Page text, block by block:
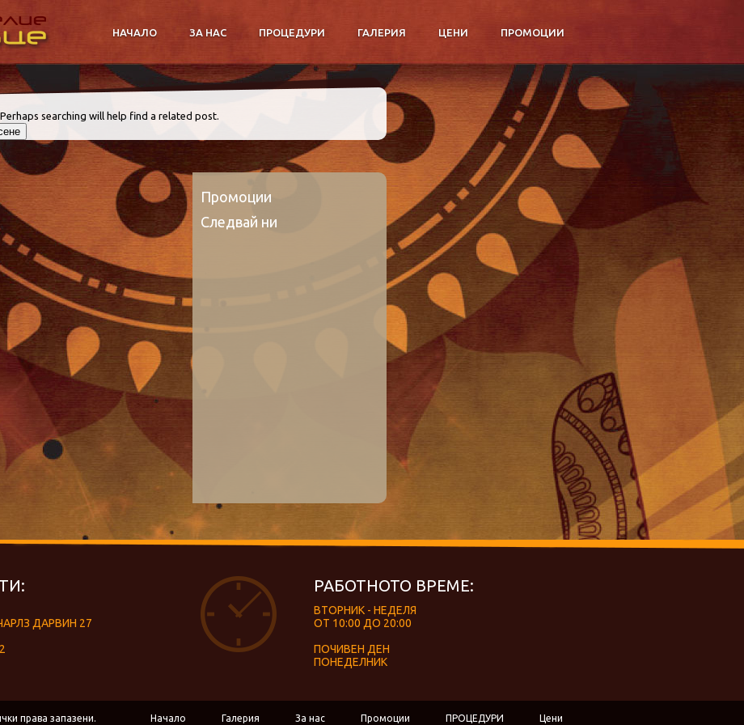
НАЧАЛО ЗА НАС ПРОЦЕДУРИ ГАЛЕРИЯ ЦЕНИ ПРОМОЦИИ
searching will help find a related post.
Промоции
Следвай ни
ДАРВИН 27
РАБОТНОТО ВРЕМЕ:
ВТОРНИК - НЕДЕЛЯ
ОТ 10:00 ДО 20:00
ПОЧИВЕН ДЕН
ПОНЕДЕЛНИК
права запазени. Начало Галерия За нас Промоции ПРОЦЕДУРИ Цени